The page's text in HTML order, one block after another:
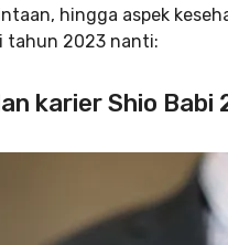
hingga aspek
tahun 2023 nanti:
karier Shio Babi